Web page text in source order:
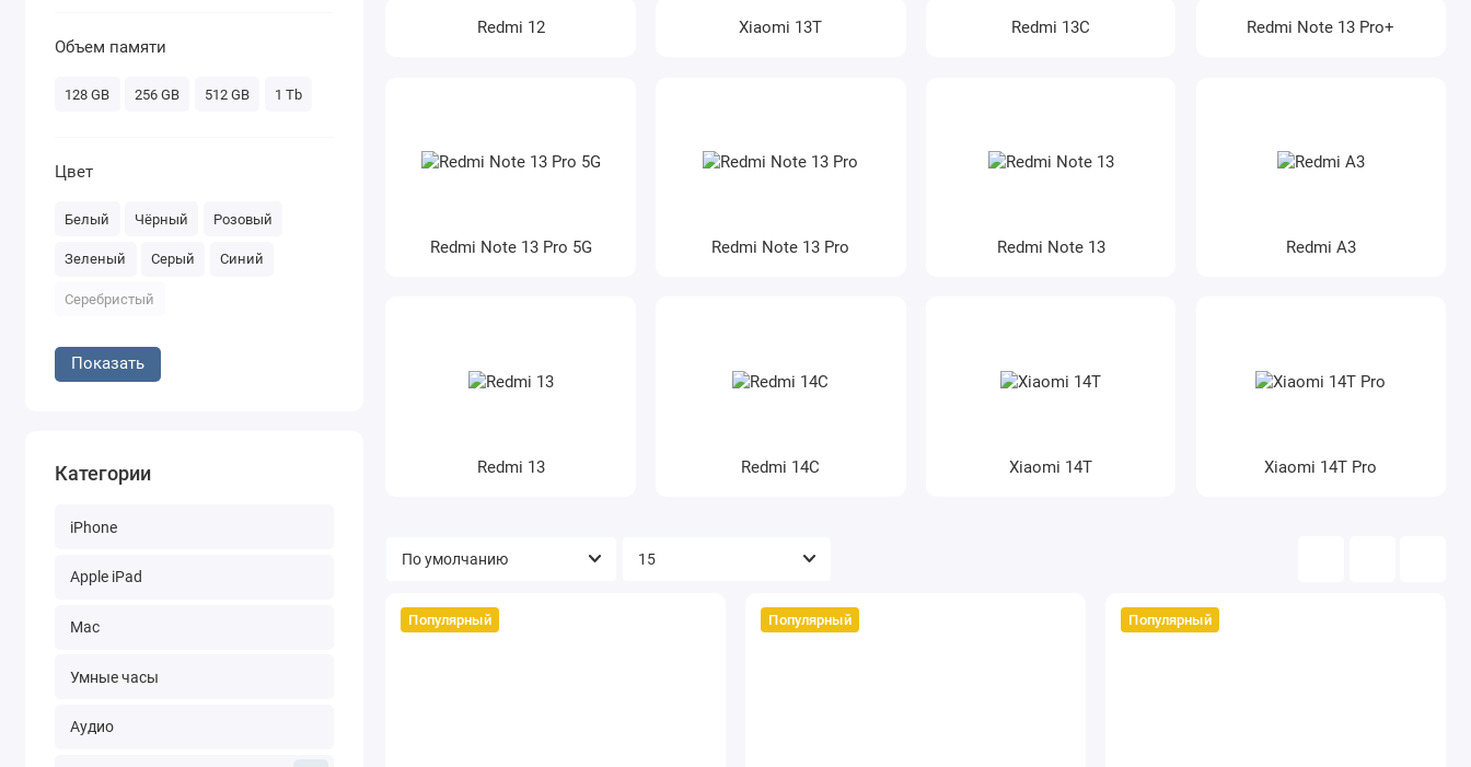
Объем памяти
128 GB 256 GB 512 GB 1 Tb
Цвет
Белый Чёрный Розовый
Зеленый Серый Синий
Серебристый
Показать
Категории
iPhone
Apple iPad
Mac
Умные часы
Аудио
Redmi 12 Xiaomi 13T Redmi 13C Redmi Note 13 Pro+
Redmi Note 13 Pro 5G Redmi Note 13 Pro Redmi Note 13 Redmi A3
Redmi 13 Redmi 14C Xiaomi 14T Xiaomi 14T Pro
Популярный Популярный Популярный